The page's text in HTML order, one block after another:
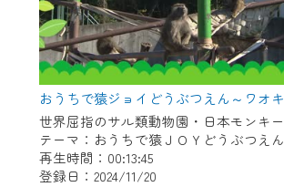
テーマ：おうちで猿ＪＯＹどうぶつえん
再生時間：00:13:45
登録日：2024/11/20